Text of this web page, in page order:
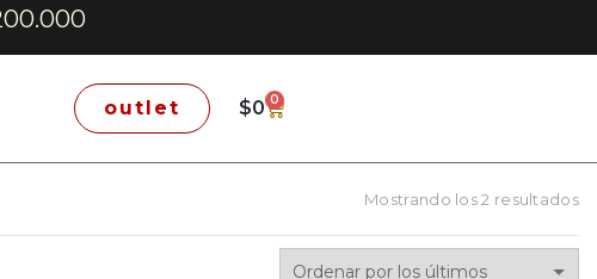
outlet $0 0
Mostrando los 2 resultados